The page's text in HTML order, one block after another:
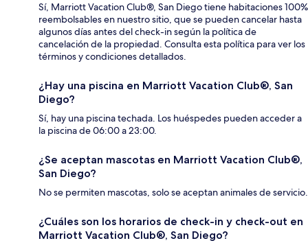
Sí, Marriott Vacation Club®, San Diego tiene habitaciones 100%
reembolsables en nuestro sitio, que se pueden cancelar hasta
algunos días antes del check-in según la política de
cancelación de la propiedad. Consulta esta política para ver los
términos y condiciones detallados.
¿Hay una piscina en Marriott Vacation Club®, San
Diego?
Sí, hay una piscina techada. Los huéspedes pueden acceder a
la piscina de 06:00 a 23:00.
¿Se aceptan mascotas en Marriott Vacation Club®,
San Diego?
No se permiten mascotas, solo se aceptan animales de servicio.
¿Cuáles son los horarios de check-in y check-out en
Marriott Vacation Club®, San Diego?